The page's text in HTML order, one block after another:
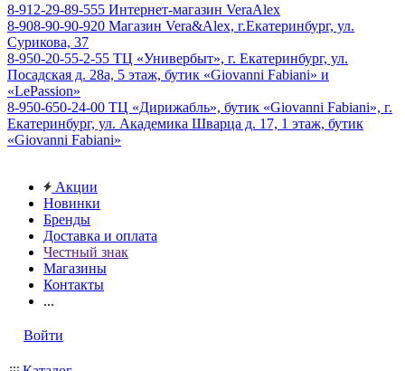
8-912-29-89-555 Интернет-магазин VeraAlex
8-908-90-90-920 Магазин Vera&Alex, г.Екатеринбург, ул.
Сурикова, 37
8-950-20-55-2-55 ТЦ «Универбыт», г. Екатеринбург, ул.
Посадская д. 28а, 5 этаж, бутик «Giovanni Fabiani» и
«LePassion»
8-950-650-24-00 ТЦ «Дирижабль», бутик «Giovanni Fabiani», г.
Екатеринбург, ул. Академика Шварца д. 17, 1 этаж, бутик
«Giovanni Fabiani»
Акции
Новинки
Бренды
Доставка и оплата
Честный знак
Магазины
Контакты
...
Войти